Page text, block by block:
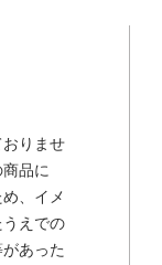
りませ
品に
、イメ
えでの
あった